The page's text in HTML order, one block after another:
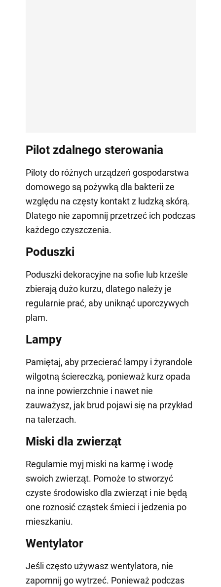
Pilot zdalnego sterowania
Piloty do różnych urządzeń gospodarstwa
domowego są pożywką dla bakterii ze
względu na częsty kontakt z ludzką skórą.
Dlatego nie zapomnij przetrzeć ich podczas
każdego czyszczenia.
Poduszki
Poduszki dekoracyjne na sofie lub krześle
zbierają dużo kurzu, dlatego należy je
regularnie prać, aby uniknąć uporczywych
plam.
Lampy
Pamiętaj, aby przecierać lampy i żyrandole
wilgotną ściereczką, ponieważ kurz opada
na inne powierzchnie i nawet nie
zauważysz, jak brud pojawi się na przykład
na talerzach.
Miski dla zwierząt
Regularnie myj miski na karmę i wodę
swoich zwierząt. Pomoże to stworzyć
czyste środowisko dla zwierząt i nie będą
one roznosić cząstek śmieci i jedzenia po
mieszkaniu.
Wentylator
Jeśli często używasz wentylatora, nie
zapomnij go wytrzeć. Ponieważ podczas